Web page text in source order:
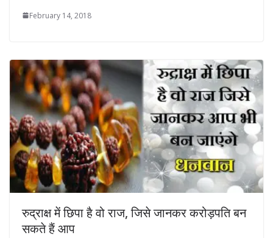
February 14, 2018
रुद्राक्ष में छिपा है वो राज, जिसे जानकर करोड़पति बन
सकते हैं आप